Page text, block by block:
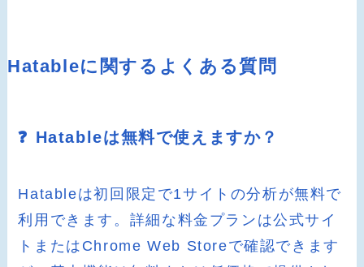
Hatableに関するよくある質問
❓ Hatableは無料で使えますか？
Hatableは初回限定で1サイトの分析が無料で
利用できます。詳細な料金プランは公式サイ
トまたはChrome Web Storeで確認できます